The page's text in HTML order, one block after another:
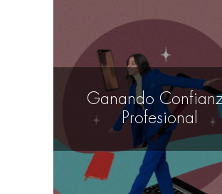
Ganando
Profesional